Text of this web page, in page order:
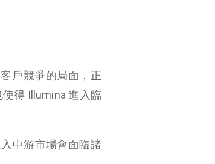
戶競爭的局面，正
得 Illumina 進入臨
中游市場會面臨諸